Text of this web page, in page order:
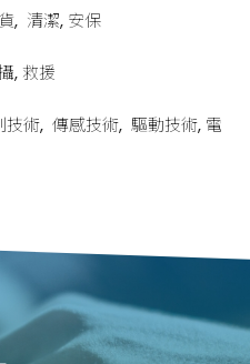
, 清潔, 安保
, 救援
術, 傳感技術, 驅動技術, 電